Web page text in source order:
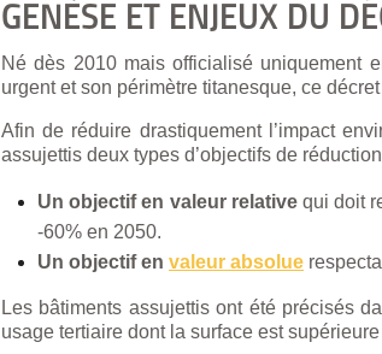
GENÈSE ET ENJEUX DU
Né dès 2010 mais officialisé uniquement
urgent et son périmètre titanesque, ce
Afin de réduire drastiquement l’impact
assujettis deux types d’objectifs de
Un objectif en valeur relativequi doit
-60% en 2050.
Un objectif en valeur absolue
Les bâtiments assujettis ont été précisés
usage tertiaire dont la surface est